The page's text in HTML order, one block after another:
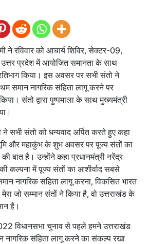
ने रविवार को आचार्य शिविर, सेक्टर-09,
उत्तर प्रदेश में आयोजित समानता के साथ
किया। इस अवसर पर सभी संतो ने
समान नागरिक संहिता लागू करने पर
संतो द्वारा पुष्पमाला के साथ मुख्यमंत्री
सभी संतो को धन्यवाद अर्पित करते हुए कहा
और महाकुंभ के शुभ अवसर पर पूज्य संतों का
की बात है। उन्होंने कहा प्रधानमंत्री नरेंद्र
कल्पना में पूज्य संतों का आशीर्वाद सबसे
नागरिक संहिता लागू करना, विकसित भारत
जो सम्मान संतों ने किया है, वो उत्तराखंड के
है।
विधानसभा चुनाव से पहले हमने उत्तराखंड
नागरिक संहिता लागू करने का संकल्प रखा